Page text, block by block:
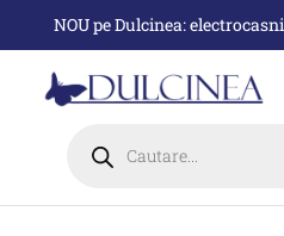
conținut
NOU pe Dulcinea:
search